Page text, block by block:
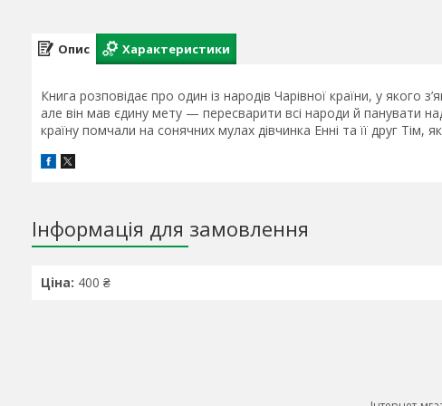
Опис Характеристики
Книга розповідає про один із народів Чарівної країни, у
але він мав єдину мету — пересварити всі народи й панувати
країну помчали на сонячних мулах дівчинка Енні та її друг Тім,
Інформація для замовлення
Ціна: 400 ₴